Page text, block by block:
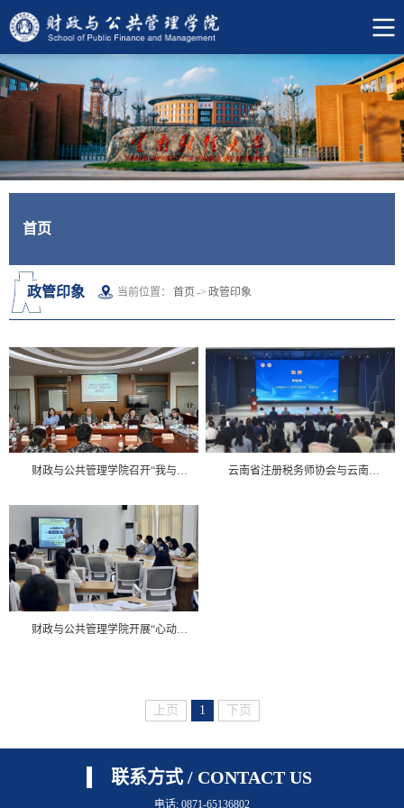
首页
政管印象 当前位置： 首页-> 政管印象
财政与公共管理学院召开“我与书记、院长面对面”座谈会 云南省注册税务师协会与云南财经大学开展“税海扬帆启新程 职引未来筑梦行”宣讲招聘活动
上页 1 下页
联系方式 / CONTACT US
电话: 0871-65136802